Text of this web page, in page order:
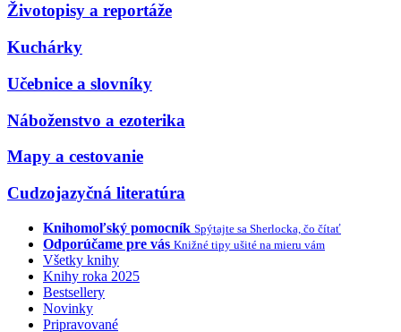
Životopisy a reportáže
Kuchárky
Učebnice a slovníky
Náboženstvo a ezoterika
Mapy a cestovanie
Cudzojazyčná literatúra
Knihomoľský pomocník Spýtajte sa Sherlocka, čo čítať
Odporúčame pre vás Knižné tipy ušité na mieru vám
Všetky knihy
Knihy roka 2025
Bestsellery
Novinky
Pripravované